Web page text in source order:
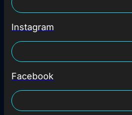
Instagram
Facebook